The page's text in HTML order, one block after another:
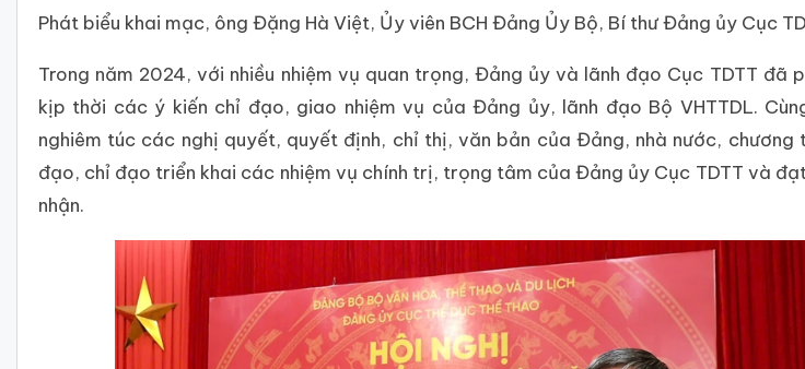
Phát biểu khai mạc, ông Đặng Hà Việt, Ủy viên BCH Đảng Ủy Bộ, Bí thư Đảng ủy Cục
Trong năm 2024, với nhiều nhiệm vụ quan trọng, Đảng ủy và lãnh đạo Cục TDTT đã
kịp thời các ý kiến chỉ đạo, giao nhiệm vụ của Đảng ủy, lãnh đạo Bộ VHTTDL.
nghiêm túc các nghị quyết, quyết định, chỉ thị, văn bản của Đảng, nhà nước,
đạo, chỉ đạo triển khai các nhiệm vụ chính trị, trọng tâm của Đảng ủy Cục TDTT và
nhận.